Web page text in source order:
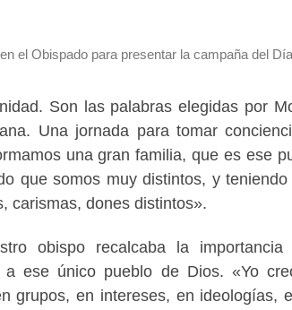
el Obispado para presentar la campaña del
Son las palabras elegidas por
Una jornada para tomar
una gran familia, que es ese
que somos muy distintos, y
carismas, dones distintos».
obispo recalcaba la
a ese único pueblo de Dios. «Yo
grupos, en intereses, en ideologías,